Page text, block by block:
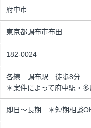
府中市
東京都調布市布田
182-0024
各線 調布駅 徒歩8分
＊案件によって府中駅・
即日～長期 ＊短期相談